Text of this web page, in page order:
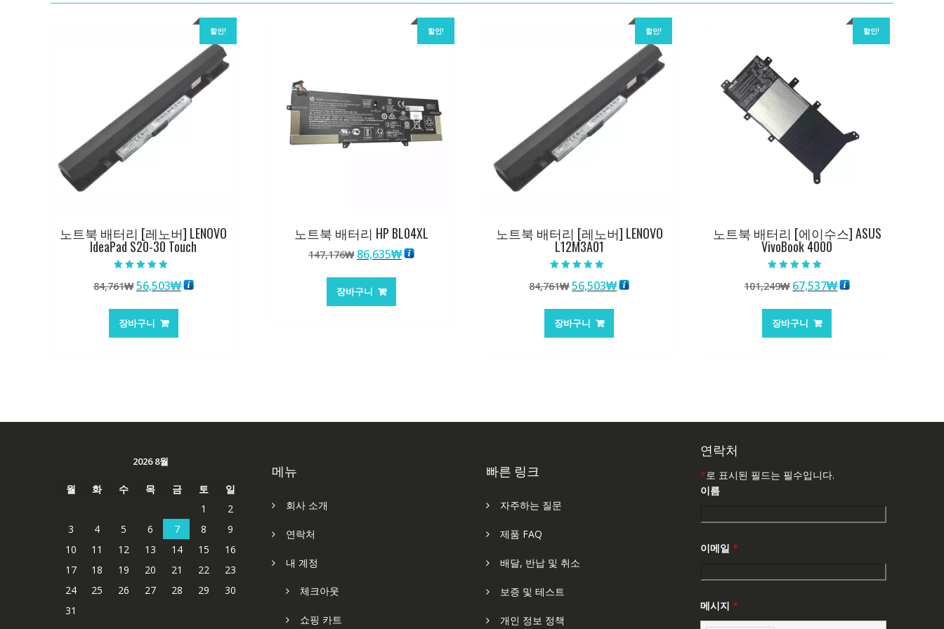
할인!
노트북 배터리 [레노버] LENOVO
IdeaPad S20-30 Touch
5.00
로 평가됨
84,761₩ 원
가
격:
56,503₩현
장바구니
할인!
노트북 배터리 HP BL04XL
147,176₩ 원
가
격:
86,635₩현
장바구니
할인!
노트북 배터리 [레노버] LENOVO
L12M3A01
5.00
로 평가됨
84,761₩ 원
가
격:
56,503₩현
장바구니
할인!
노트북 배터리 [에이수스] ASUS
VivoBook 4000
5.00
로 평가됨
101,249₩ 원
가
격:
67,537₩현
장바구니
2026 8월
월 화 수 목 금 토
일
1
2
3
4 5 6 7 8
9
10
11 12 13 14 15
16
17
18 19 20 21 22
23
24
25 26 27 28 29
30
31
메뉴
회사 소개
연락처
내 계정
체크아웃
쇼핑 카트
빠른 링크
자주하는 질문
제품 FAQ
배달, 반납 및 취소
보증 및 테스트
개인 정보 정책
연락처
*로 표시된 필드는 필수입니다.
이름
이메일 *
메시지 *